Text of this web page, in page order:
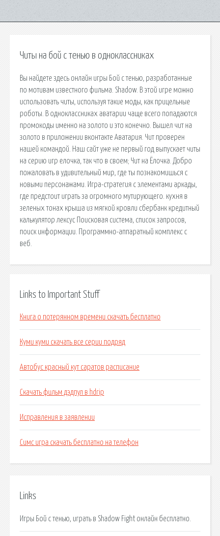
Читы на бой с тенью в одноклассниках
Вы найдете здесь онлайн игры Бой с тенью, разработанные
по мотивам известного фильма. Shadow. В этой игре можно
использовать читы, используя такие моды, как прицельные
роботы. В одноклассниках аватарии чаще всего попадаются
промокоды именно на золото и это конечно. Вышел чит на
золото в приложении вконтакте Аватария. Чит проверен
нашей командой. Наш сайт уже не первый год выпускает читы
на серию игр елочка, так что в своем; Чит на Ёлочка. Добро
пожаловать в удивительный мир, где ты познакомишься с
новыми персонажами. Игра-стратегия с элементами аркады,
где предстоит играть за огромного мутирующего. кухня в
зеленых тонах крыша из мягкой кровли сбербанк кредитный
калькулятор лексус Поисковая сиcтема, список запросов,
поиск информации. Программно-аппаратный комплекс с
веб.
Links to Important Stuff
Книга о потерянном времени скачать бесплатно
Куми куми скачать все серии подряд
Автобус красный кут саратов расписание
Скачать фильм дэдпул в hdrip
Исправления в заявлении
Симс игра скачать бесплатно на телефон
Links
Игры Бой с тенью, играть в Shadow Fight онлайн бесплатно.